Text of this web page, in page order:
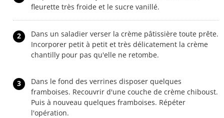
fleurette très froide et le sucre vanillé.
2
Dans un saladier verser la crème pâtissière toute prête.
Incorporer petit à petit et très délicatement la crème
chantilly pour pas qu'elle ne retombe.
3
Dans le fond des verrines disposer quelques
framboises. Recouvrir d'une couche de crème chiboust.
Puis à nouveau quelques framboises. Répéter
l'opération.